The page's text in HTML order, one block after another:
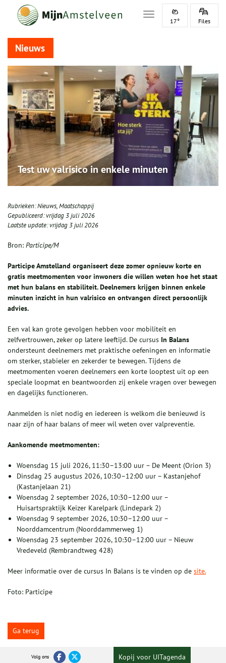
Toggle navigation
17° Files
Nieuws
Test uw valrisico in enkele minuten
Rubrieken:Nieuws,Maatschappij
Gepubliceerd:vrijdag 3 juli 2026
Laatste update:vrijdag 3 juli 2026
Bron: Participe/M
Participe Amstelland organiseert deze zomer opnieuw korte en
gratis meetmomenten voor inwoners die willen weten hoe het staat
met hun balans en stabiliteit. Deelnemers krijgen binnen enkele
minuten inzicht in hun valrisico en ontvangen direct persoonlijk
advies.
Een val kan grote gevolgen hebben voor mobiliteit en
zelfvertrouwen, zeker op latere leeftijd. De cursus In Balans
ondersteunt deelnemers met praktische oefeningen en informatie
om sterker, stabieler en zekerder te bewegen. Tijdens de
meetmomenten voeren deelnemers een korte looptest uit op een
speciale loopmat en beantwoorden zij enkele vragen over bewegen
en dagelijks functioneren.
Aanmelden is niet nodig en iedereen is welkom die benieuwd is
naar zijn of haar balans of meer wil weten over valpreventie.
Aankomende meetmomenten:
Woensdag 15 juli 2026, 11:30–13:00 uur – De Meent (Orion 3)
Dinsdag 25 augustus 2026, 10:30–12:00 uur – Kastanjehof
(Kastanjelaan 21)
Woensdag 2 september 2026, 10:30–12:00 uur –
Huisartspraktijk Keizer Karelpark (Lindepark 2)
Woensdag 9 september 2026, 10:30–12:00 uur –
Noorddamcentrum (Noorddammerweg 1)
Woensdag 23 september 2026, 10:30–12:00 uur – Nieuw
Vredeveld (Rembrandtweg 428)
Meer informatie over de cursus In Balans is te vinden op de site.
Foto: Participe
Ga terug
Volg ons Kopij voor UITagenda